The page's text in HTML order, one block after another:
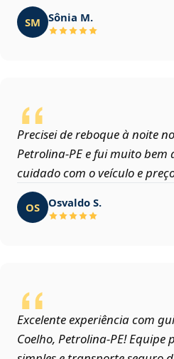
SM Sônia M.
Precisei de reboque à noite
Petrolina‑PE e fui muito
cuidado com o veículo e
OS Osvaldo S.
Excelente experiência com
Coelho, Petrolina‑PE! Equipe